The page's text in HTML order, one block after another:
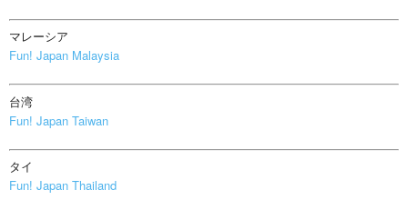
マレーシア
Fun! Japan Malaysia
台湾
Fun! Japan Taiwan
タイ
Fun! Japan Thailand